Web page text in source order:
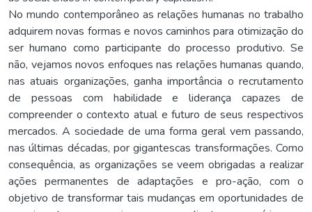
No mundo contemporâneo as relações humanas no trabalho
adquirem novas formas e novos caminhos para otimização do
ser humano como participante do processo produtivo. Se
não, vejamos novos enfoques nas relações humanas quando,
nas atuais organizações, ganha importância o recrutamento
de pessoas com habilidade e liderança capazes de
compreender o contexto atual e futuro de seus respectivos
mercados. A sociedade de uma forma geral vem passando,
nas últimas décadas, por gigantescas transformações. Como
consequência, as organizações se veem obrigadas a realizar
ações permanentes de adaptações e pro-ação, com o
objetivo de transformar tais mudanças em oportunidades de